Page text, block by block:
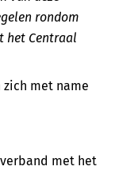
rondom
het Centraal
met name
met het